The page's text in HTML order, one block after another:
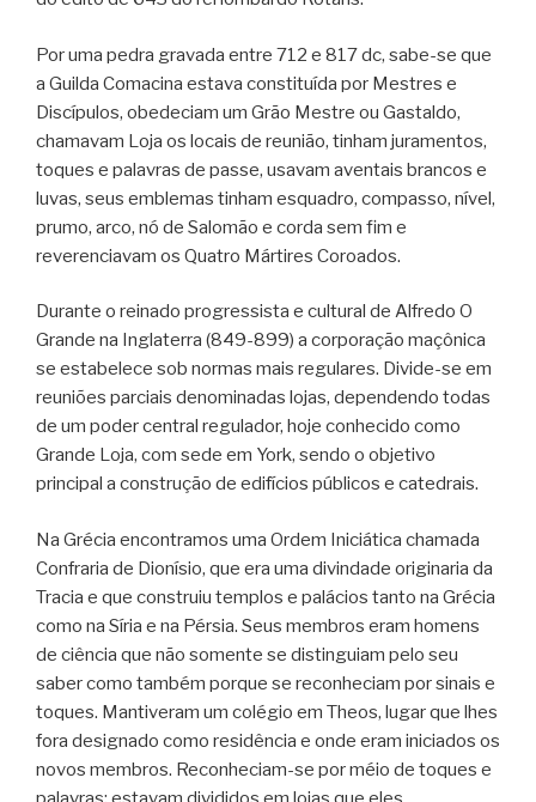
Por uma pedra gravada entre 712 e 817 dc, sabe-se que
a Guilda Comacina estava constituída por Mestres e
Discípulos, obedeciam um Grão Mestre ou Gastaldo,
chamavam Loja os locais de reunião, tinham juramentos,
toques e palavras de passe, usavam aventais brancos e
luvas, seus emblemas tinham esquadro, compasso, nível,
prumo, arco, nó de Salomão e corda sem fim e
reverenciavam os Quatro Mártires Coroados.
Durante o reinado progressista e cultural de Alfredo O
Grande na Inglaterra (849-899) a corporação maçônica
se estabelece sob normas mais regulares. Divide-se em
reuniões parciais denominadas lojas, dependendo todas
de um poder central regulador, hoje conhecido como
Grande Loja, com sede em York, sendo o objetivo
principal a construção de edifícios públicos e catedrais.
Na Grécia encontramos uma Ordem Iniciática chamada
Confraria de Dionísio, que era uma divindade originaria da
Tracia e que construiu templos e palácios tanto na Grécia
como na Síria e na Pérsia. Seus membros eram homens
de ciência que não somente se distinguiam pelo seu
saber como também porque se reconheciam por sinais e
toques. Mantiveram um colégio em Theos, lugar que lhes
fora designado como residência e onde eram iniciados os
novos membros. Reconheciam-se por méio de toques e